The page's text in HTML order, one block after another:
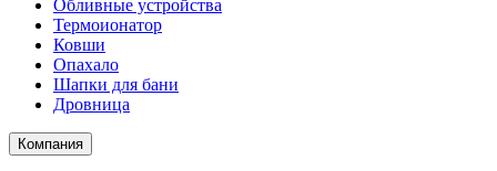
Обливные устройства
Термоионатор
Ковши
Опахало
Шапки для бани
Дровница
Компания